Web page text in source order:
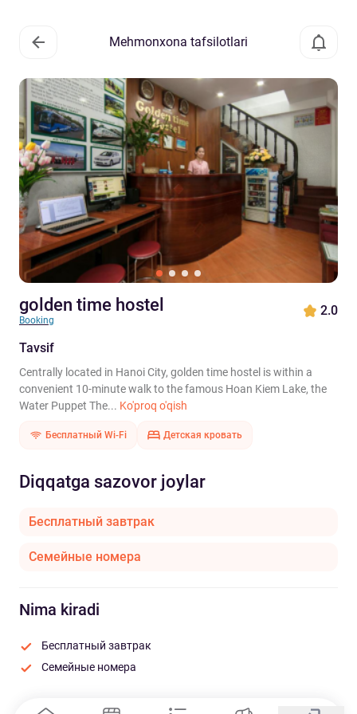
Mehmonxona tafsilotlari
golden time hostel
Booking
2.0
Tavsif
Centrally located in Hanoi City, golden time hostel is within a
convenient 10-minute walk to the famous Hoan Kiem Lake, the
Water Puppet The... Ko'proq o'qish
Бесплатный Wi-Fi Детская кровать
Diqqatga sazovor joylar
Бесплатный завтрак
Семейные номера
Nima kiradi
Бесплатный завтрак
Семейные номера